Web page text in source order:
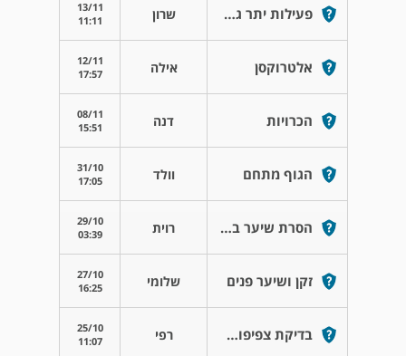
פעילות יתר גבוהה שרון
13/11
11:11
אלטרוקסן אילה
12/11
17:57
הכרויות דנה
08/11
15:51
הגוף מתחם וולד
31/10
17:05
הסרת שיער בלייזר רוית
29/10
03:39
זקן ושיער פנים שלומי
27/10
16:25
בדיקת צפיפות העצם רפי
25/10
11:07